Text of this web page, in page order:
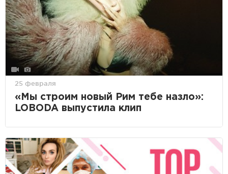
25 февраля
«Мы строим новый Рим тебе назло»:
LOBODA выпустила клип